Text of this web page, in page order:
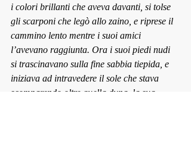
i colori brillanti che aveva davanti, si tolse
gli scarponi che legò allo zaino, e riprese il
cammino lento mentre i suoi amici
l’avevano raggiunta. Ora i suoi piedi nudi
si trascinavano sulla fine sabbia tiepida, e
iniziava ad intravedere il sole che stava
scomparendo oltre quella duna, la sua